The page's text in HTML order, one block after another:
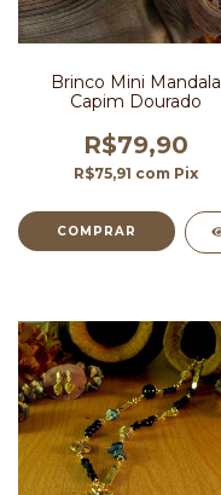
Brinco Mini Mandala
Capim Dourado
R$79,90
R$75,91 com Pix